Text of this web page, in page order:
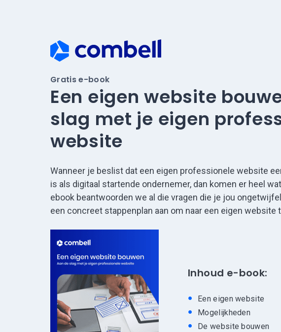
Gratis e-book
Een eigen website
slag met je eigen
website
Wanneer je beslist dat een eigen professionele website
is als digitaal startende ondernemer, dan komen er heel
ebook beantwoorden we al die vragen die je jou
een concreet stappenplan aan om naar een eigen website
Inhoud e-book:
Een eigen website
Mogelijkheden
De website bouwen